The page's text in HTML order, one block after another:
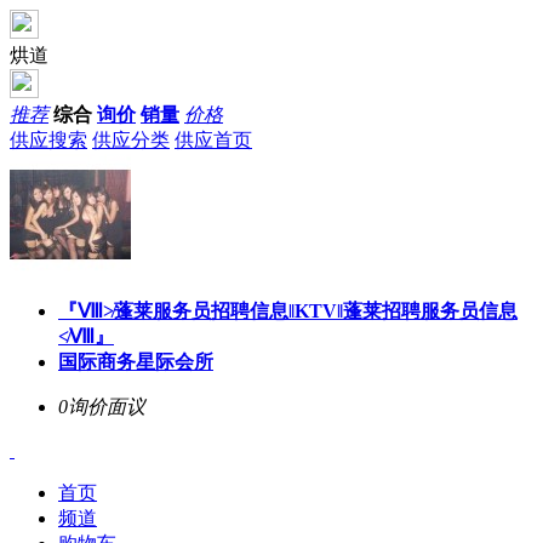
烘道
推荐 综合 询价 销量 价格
供应搜索 供应分类 供应首页
『Ⅷ≯蓬莱服务员招聘信息‖KTV‖蓬莱招聘服务员信息
≮Ⅷ』
国际商务星际会所
0询价面议
首页
频道